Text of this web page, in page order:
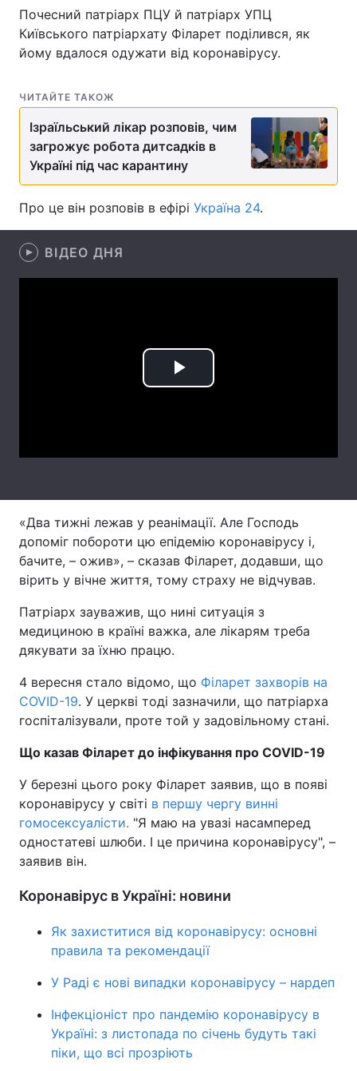
Головна Війна
Україна Політика
Економіка
Спорт Наука
Техно і зв'язок
Здоров'я Туризм
Цікавинки
Статті
Послуги
Тема оформлення
Почесний патріарх ПЦУ й патріарх УПЦ
Київського патріархату Філарет поділився, як
йому вдалося одужати від коронавірусу.
ЧИТАЙТЕ ТАКОЖ
Ізраїльський лікар розповів, чим
загрожує робота дитсадків в
Україні під час карантину
Про це він розповів в ефірі Україна 24.
ВІДЕО ДНЯ
Play
«Два тижні лежав у реанімації. Але Господь
допоміг побороти цю епідемію коронавірусу і,
бачите, – ожив», – сказав Філарет, додавши, що
вірить у вічне життя, тому страху не відчував.
Патріарх зауважив, що нині ситуація з
медициною в країні важка, але лікарям треба
дякувати за їхню працю.
4 вересня стало відомо, що Філарет захворів на
COVID-19. У церкві тоді зазначили, що патріарха
госпіталізували, проте той у задовільному стані.
Що казав Філарет до інфікування про COVID-19
У березні цього року Філарет заявив, що в появі
коронавірусу у світі в першу чергу винні
гомосексуалісти. "Я маю на увазі насамперед
одностатеві шлюби. І це причина коронавірусу", –
заявив він.
Коронавірус в Україні: новини
Як захиститися від коронавірусу: основні
правила та рекомендації
У Раді є нові випадки коронавірусу – нардеп
Інфекціоніст про пандемію коронавірусу в
Україні: з листопада по січень будуть такі
піки, що всі прозріють